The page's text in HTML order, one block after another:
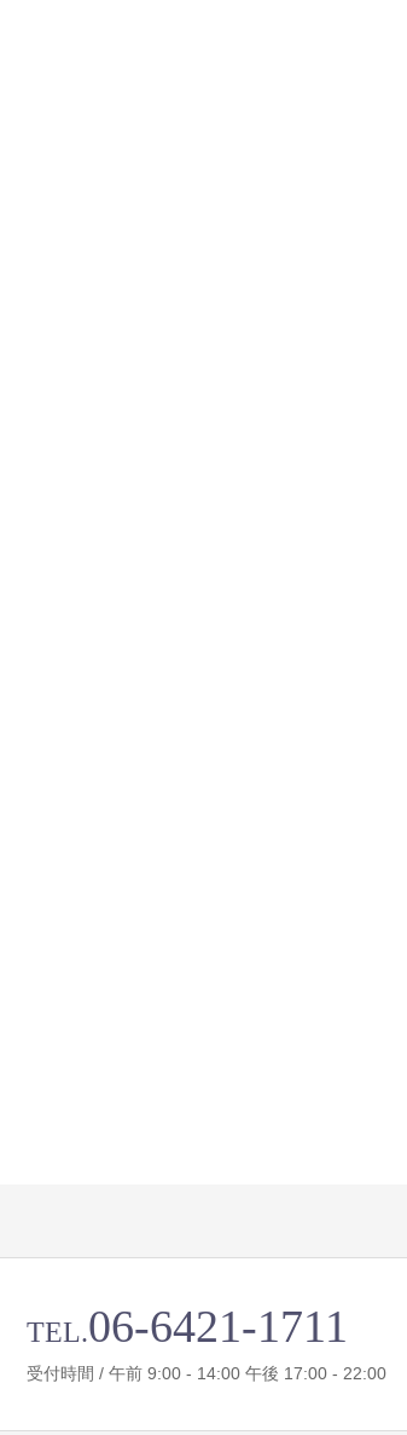
TEL.06-6421-1711
受付時間 / 午前 9:00 - 14:00 午後 17:00 - 22:00